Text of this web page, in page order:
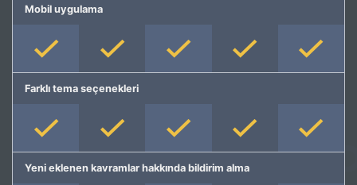
Mobil uygulama
Farklı tema seçenekleri
Yeni eklenen kavramlar hakkında bildirim alma